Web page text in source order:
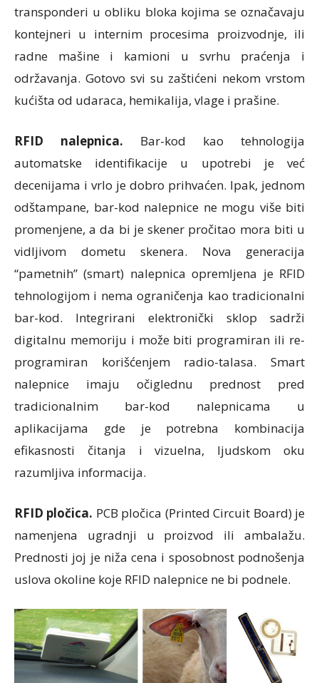
transponderi u obliku bloka kojima se označavaju
kontejneri u internim procesima proizvodnje, ili
radne mašine i kamioni u svrhu praćenja i
održavanja. Gotovo svi su zaštićeni nekom vrstom
kućišta od udaraca, hemikalija, vlage i prašine.
RFID nalepnica. Bar-kod kao tehnologija
automatske identifikacije u upotrebi je već
decenijama i vrlo je dobro prihvaćen. Ipak, jednom
odštampane, bar-kod nalepnice ne mogu više biti
promenjene, a da bi je skener pročitao mora biti u
vidljivom dometu skenera. Nova generacija
“pametnih” (smart) nalepnica opremljena je RFID
tehnologijom i nema ograničenja kao tradicionalni
bar-kod. Integrirani elektronički sklop sadrži
digitalnu memoriju i može biti programiran ili re-
programiran korišćenjem radio-talasa. Smart
nalepnice imaju očiglednu prednost pred
tradicionalnim bar-kod nalepnicama u
aplikacijama gde je potrebna kombinacija
efikasnosti čitanja i vizuelna, ljudskom oku
razumljiva informacija.
RFID pločica. PCB pločica (Printed Circuit Board) je
namenjena ugradnji u proizvod ili ambalažu.
Prednosti joj je niža cena i sposobnost podnošenja
uslova okoline koje RFID nalepnice ne bi podnele.